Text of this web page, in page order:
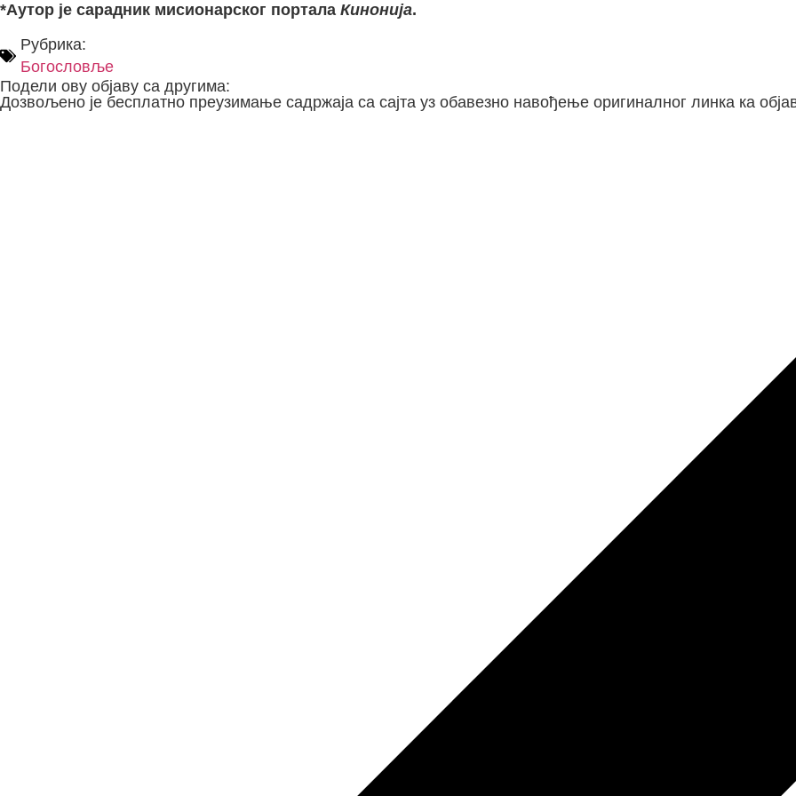
*Аутор је сарадник мисионарског портала Кинонија.
Рубрика:
Богословље
Подели ову објаву са другима:
Дозвољено је бесплатно преузимање садржаја са сајта уз обавезно навођење оригиналног линка ка